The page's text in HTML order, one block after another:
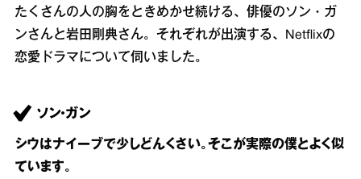
たくさんの人の胸をときめかせ続ける、俳優のソン・ガ
ンさんと岩田剛典さん。それぞれが出演する、Netflixの
恋愛ドラマについて伺いました。
ソン・ガン
シウはナイーブで少しどんくさい。そこが実際の僕とよく似
ています。